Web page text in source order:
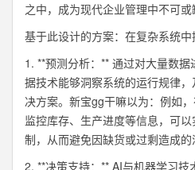
之中，成为现代企业管理中不可或
基于此设计的方案：在复杂系统中
1. **预测分析：** 通过对大量数
据技术能够洞察系统的运行规律
决方案。新宝gg干嘛以为：例如
监控库存、生产进度等信息，可
制，从而避免因缺货或过剩造成的
2. **决策支持：** AI与机器学习